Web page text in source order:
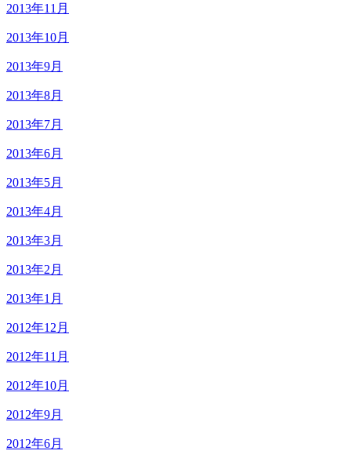
2013年11月
2013年10月
2013年9月
2013年8月
2013年7月
2013年6月
2013年5月
2013年4月
2013年3月
2013年2月
2013年1月
2012年12月
2012年11月
2012年10月
2012年9月
2012年6月